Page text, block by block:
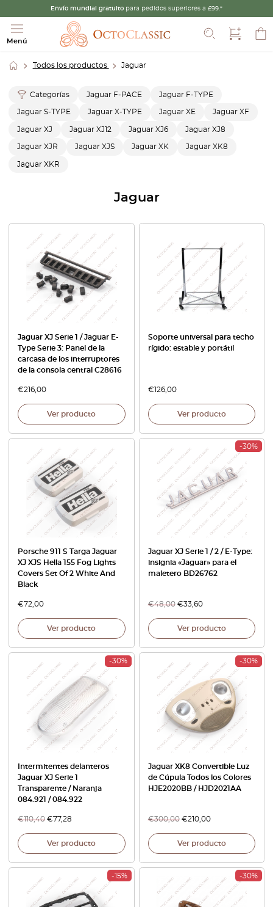
Envío mundial gratuito para pedidos superiores a £99.*
Menú
Todos los productos Jaguar
Categorías Jaguar F-PACE Jaguar F-TYPE
Jaguar S-TYPE Jaguar X-TYPE Jaguar XE Jaguar XF
Jaguar XJ Jaguar XJ12 Jaguar XJ6 Jaguar XJ8
Jaguar XJR Jaguar XJS Jaguar XK Jaguar XK8
Jaguar XKR
Jaguar
Jaguar XJ Serie 1 / Jaguar E-
Type Serie 3: Panel de la
carcasa de los interruptores
de la consola central C28616
€216,00
Ver producto
Soporte universal para techo
rígido: estable y portátil
€126,00
Ver producto
Porsche 911 S Targa Jaguar
XJ XJS Hella 155 Fog Lights
Covers Set Of 2 White And
Black
€72,00
Ver producto
-30%
Jaguar XJ Serie 1 / 2 / E-Type:
insignia «Jaguar» para el
maletero BD26762
€48,00 €33,60
Ver producto
-30%
Intermitentes delanteros
Jaguar XJ Serie 1
Transparente / Naranja
084.921 / 084.922
€110,40 €77,28
Ver producto
-30%
Jaguar XK8 Convertible Luz
de Cúpula Todos los Colores
HJE2020BB / HJD2021AA
€300,00 €210,00
Ver producto
-15% -30%